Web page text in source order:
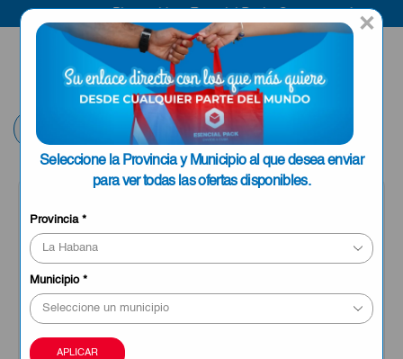
×
Seleccione la Provincia y Municipio al que desea enviar
para ver todas las ofertas disponibles.
Provincia*
Municipio*
APLICAR
ENVIAR A LA
HABANA